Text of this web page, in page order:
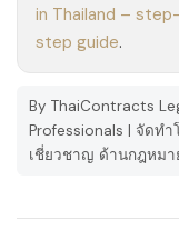
in Thailand –
step guide.
By ThaiContracts
Professionals | จัดท
เชี่ยวชาญ ด้านกฎหมา